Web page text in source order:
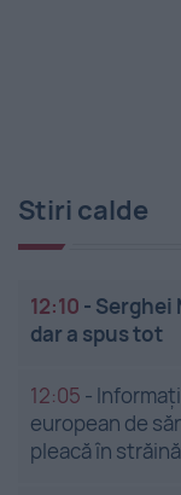
Stiri calde
12:10 - Serghei
dar a spus tot
12:05 -
european de
pleacă în